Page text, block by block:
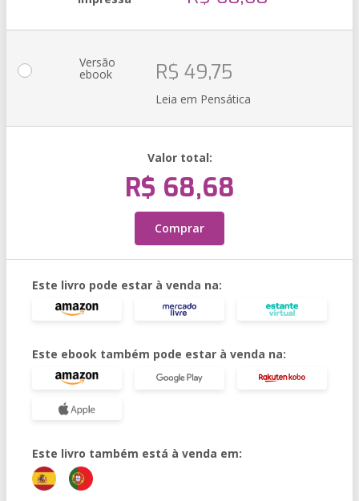
Versão
ebook R$ 49,75
Leia em Pensática
Valor total:
R$ 68,68
Comprar
Este livro pode estar à venda na:
Este ebook também pode estar à venda na:
Este livro também está à venda em: